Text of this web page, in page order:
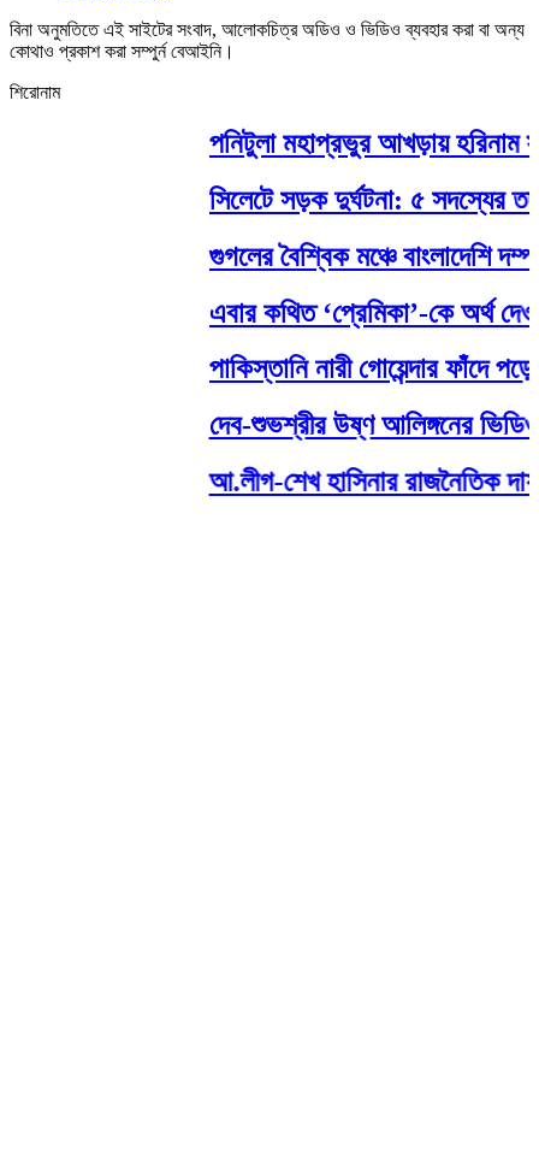
বিনা অনুমতিতে এই সাইটের সংবাদ, আলোকচিত্র অডিও ও ভিডিও ব্যবহার করা বা অন্য
কোথাও প্রকাশ করা সম্পুর্ন বেআইনি।
শিরোনাম
পনিটুলা মহাপ্রভুর আখড়ায় হরিনাম
সিলেটে সড়ক দুর্ঘটনা: ৫ সদস্যের
গুগলের বৈশ্বিক মঞ্চে বাংলাদেশি দম্পতি
এবার কথিত ‘প্রেমিকা’-কে অর্থ
পাকিস্তানি নারী গোয়েন্দার ফাঁদে
দেব-শুভশ্রীর উষ্ণ আলিঙ্গনের ভিডিও
আ.লীগ-শেখ হাসিনার রাজনৈতিক দাফন